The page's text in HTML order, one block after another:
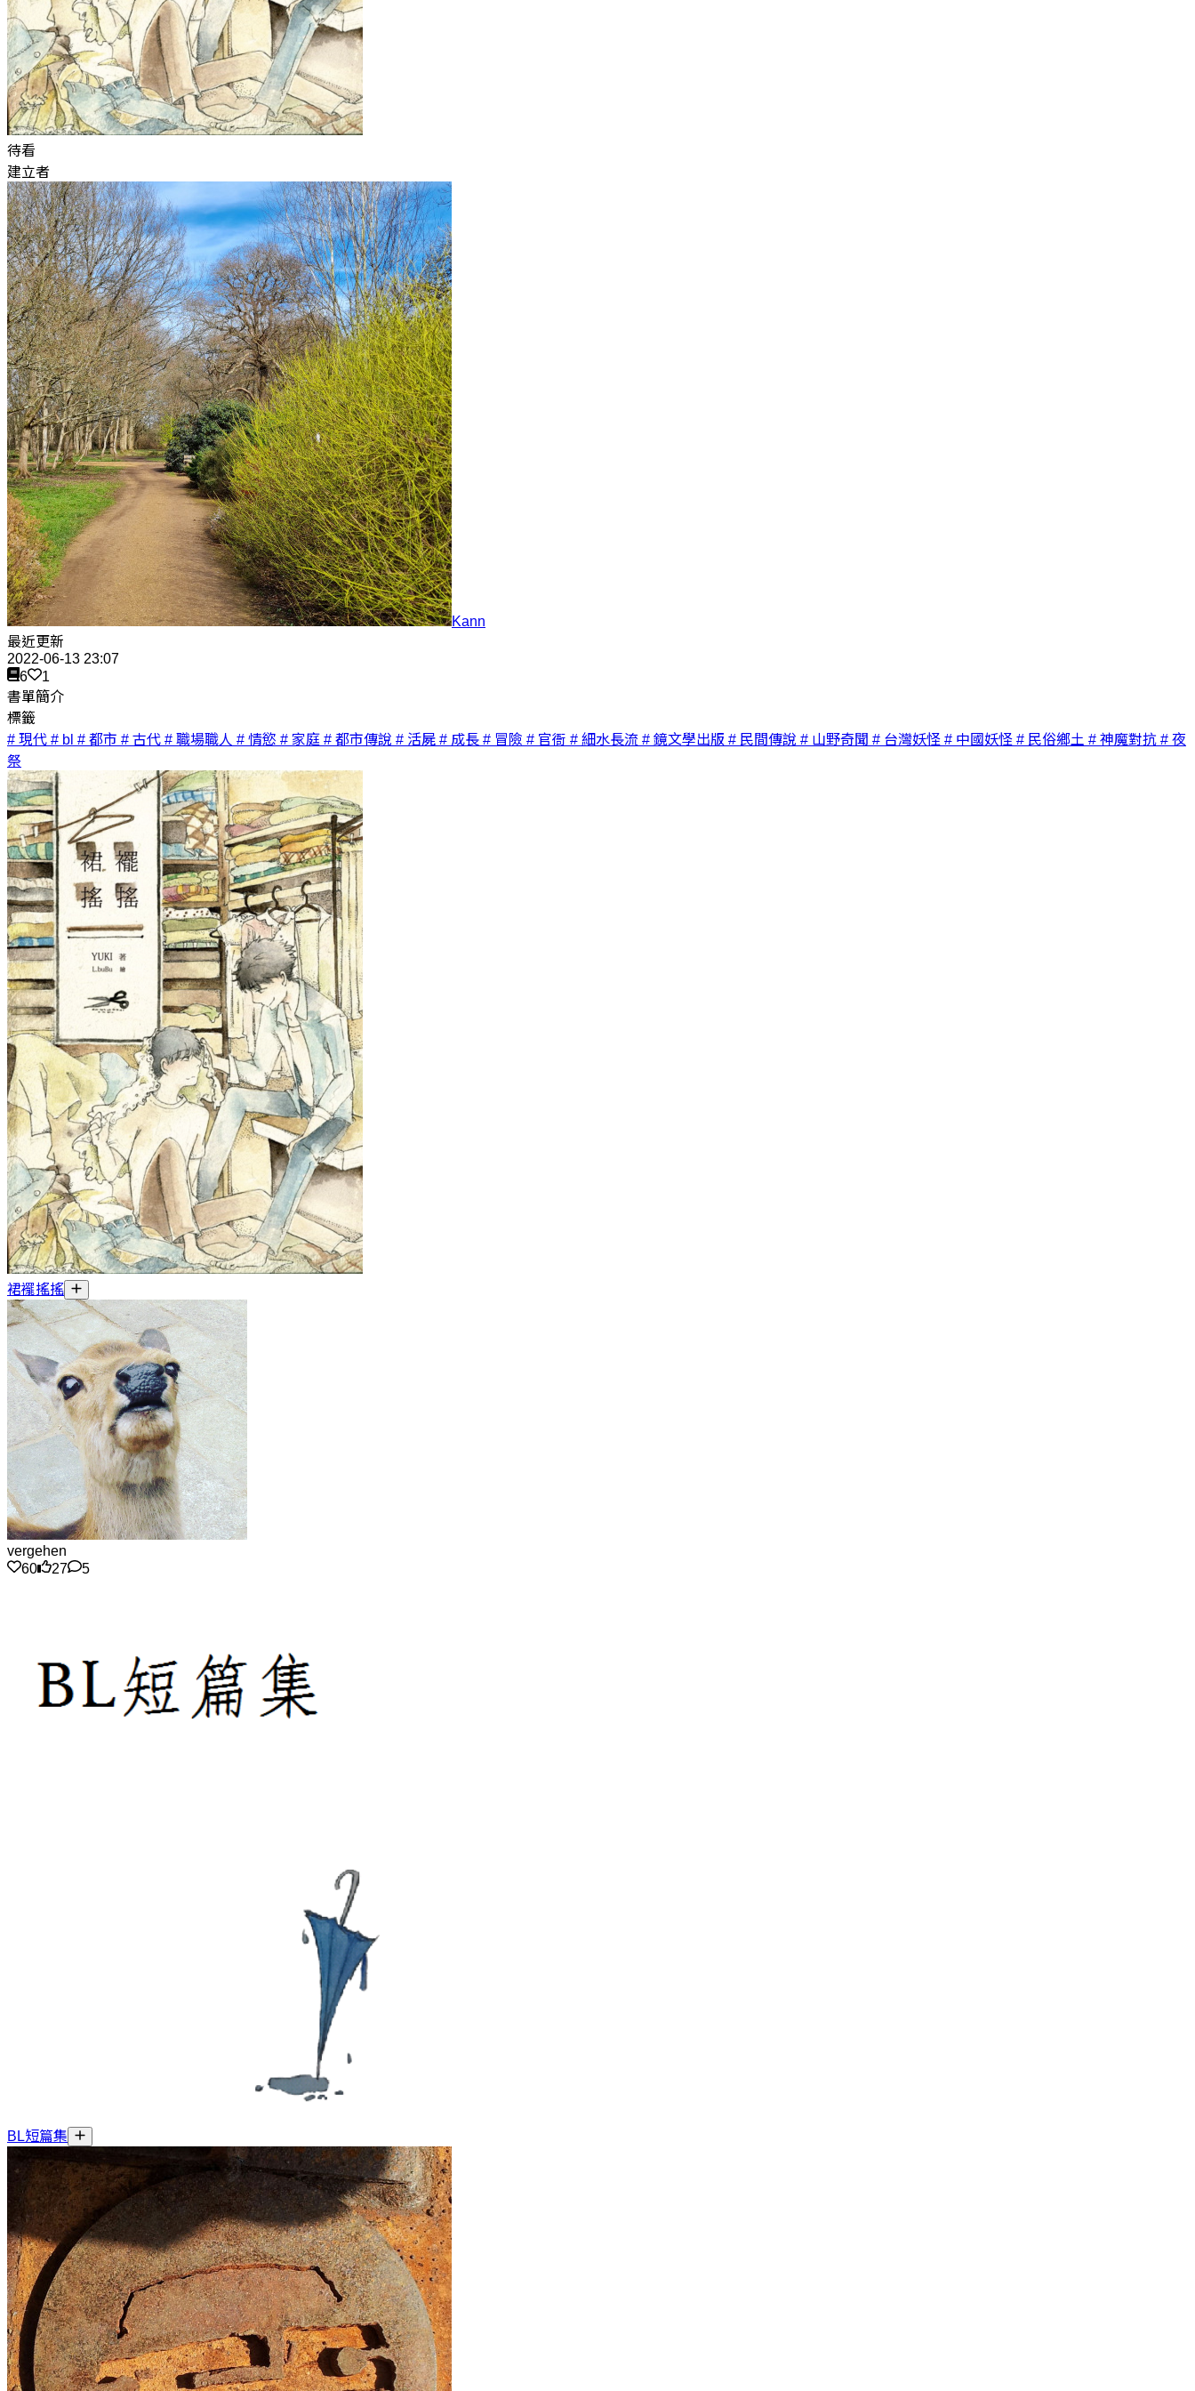
待看
建立者
Kann
最近更新
2022-06-13 23:07
6
1
書單簡介
標籤
# 現代 # bl # 都市 # 古代 # 職場職人 # 情慾 # 家庭 # 都市傳說 # 活屍 # 成長 # 冒險 # 官衙 # 細水長流 # 鏡文學出版 # 民間傳說 # 山野奇聞 # 台灣妖怪 # 中國妖怪 # 民俗鄉土 # 神魔對抗 # 夜
祭
裙襬搖搖
vergehen
60
27 5
BL短篇集